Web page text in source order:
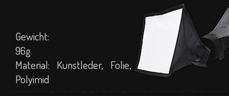
Gewicht:
96g
Material: Kunstleder, Folie,
Polyimid